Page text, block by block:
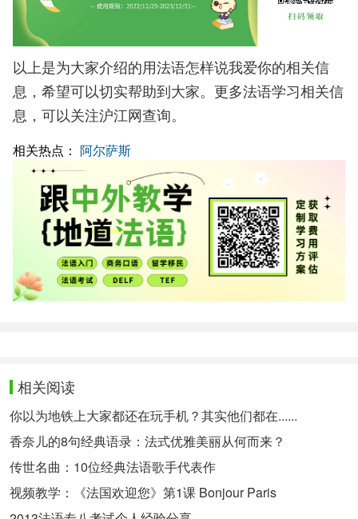
以上是为大家介绍的用法语怎样说我爱你的相关信
息，希望可以切实帮助到大家。更多法语学习相关信
息，可以关注沪江网查询。
相关热点： 阿尔萨斯
相关阅读
你以为地铁上大家都还在玩手机？其实他们都在......
香奈儿的8句经典语录：法式优雅美丽从何而来？
传世名曲：10位经典法语歌手代表作
视频教学：《法国欢迎您》第1课 Bonjour Paris